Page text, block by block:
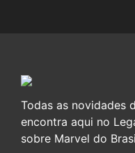
Todas as novidades
encontra aqui no
sobre Marvel do